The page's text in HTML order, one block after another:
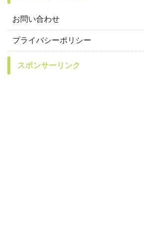
お問い合わせ
プライバシーポリシー
スポンサーリンク